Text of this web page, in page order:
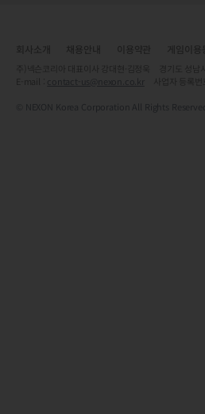
contact-us@nexon.co.kr
© NEXON Korea Corporation All Rights Reserved.